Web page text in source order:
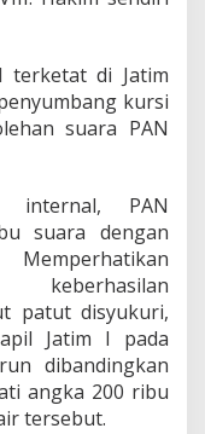
terketat di Jatim
kursi
suara PAN
internal, PAN
suara dengan
patut disyukuri,
Jatim I pada
dibandingkan
angka 200 ribu
tersebut.